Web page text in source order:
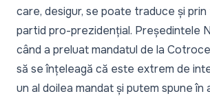
care, desigur, se poate traduce și
partid pro-prezidențial. Președintele
când a preluat mandatul de la
să se înțeleagă că este extrem de
un al doilea mandat și putem spune